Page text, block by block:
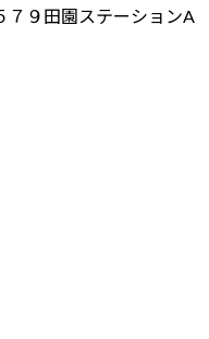
７９田園ステーションA